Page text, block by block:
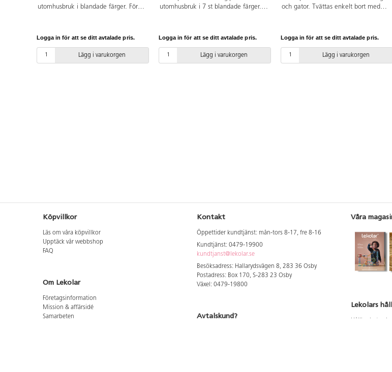
utomhusbruk i blandade färger. För
Logga in för att se ditt avtalade pris.
Lägg i varukorgen
utomhusbruk i 7 st blandade färger.
Logga in för att se ditt avtalade pris.
Lägg i varukorgen
och gator. Tvättas enkelt bort med
Logga in för att se ditt avtalade pris.
Lägg i varukorgen
Köpvillkor
Läs om våra köpvillkor
Upptäck vår webbshop
FAQ
Om Lekolar
Företagsinformation
Mission & affärsidé
Samarbeten
Kontakt
Öppettider kundtjänst: mån-tors 8-17, fre 8-16
Kundtjänst: 0479-19900
kundtjanst@lekolar.se
Besöksadress: Hallarydsvägen 8, 283 36 Osby
Postadress: Box 170, S-283 23 Osby
Växel: 0479-19800
Avtalskund?
Våra
Lekolars